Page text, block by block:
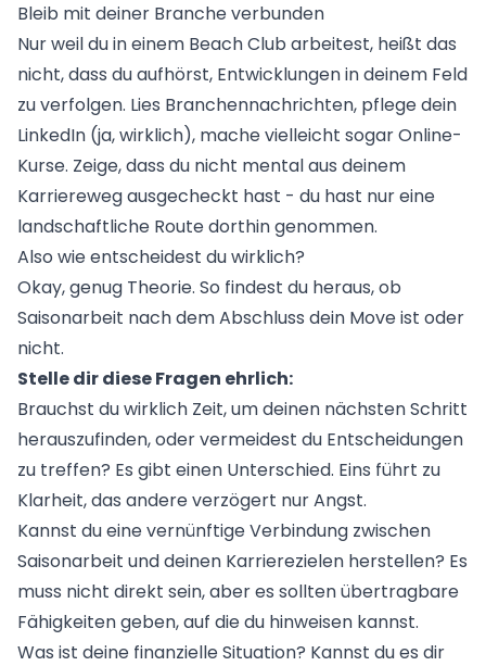
Bleib mit deiner Branche verbunden
Nur weil du in einem Beach Club arbeitest, heißt das
nicht, dass du aufhörst, Entwicklungen in deinem Feld
zu verfolgen. Lies Branchennachrichten, pflege dein
LinkedIn (ja, wirklich), mache vielleicht sogar Online-
Kurse. Zeige, dass du nicht mental aus deinem
Karriereweg ausgecheckt hast - du hast nur eine
landschaftliche Route dorthin genommen.
Also wie entscheidest du wirklich?
Okay, genug Theorie. So findest du heraus, ob
Saisonarbeit nach dem Abschluss dein Move ist oder
nicht.
Stelle dir diese Fragen ehrlich:
Brauchst du wirklich Zeit, um deinen nächsten Schritt
herauszufinden, oder vermeidest du Entscheidungen
zu treffen? Es gibt einen Unterschied. Eins führt zu
Klarheit, das andere verzögert nur Angst.
Kannst du eine vernünftige Verbindung zwischen
Saisonarbeit und deinen Karrierezielen herstellen? Es
muss nicht direkt sein, aber es sollten übertragbare
Fähigkeiten geben, auf die du hinweisen kannst.
Was ist deine finanzielle Situation? Kannst du es dir